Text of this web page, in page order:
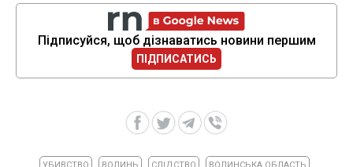
Підписуйся, щоб дізнаватись новини першим
ПІДПИСАТИСЬ